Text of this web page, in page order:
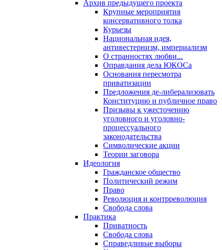
Архив предыдущего проекта
Крупные мероприятия
консервативного толка
Курьезы
Национальная идея,
антивестернизм, империализм
О странностях любви...
Оправдания дела ЮКОСа
Основания пересмотра
приватизации
Предложения де-либерализовать
Конституцию и публичное право
Призывы к ужесточению
уголовного и уголовно-
процессуального
законодательства
Символические акции
Теории заговора
Идеология
Гражданское общество
Политический режим
Право
Революция и контрреволюция
Свобода слова
Практика
Приватность
Свобода слова
Справедливые выборы